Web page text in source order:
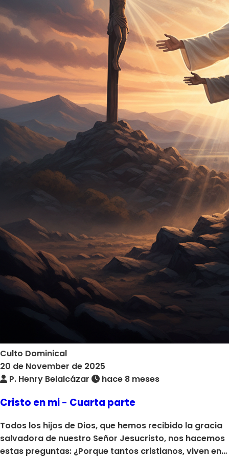
Culto Dominical
20 de November de 2025
P. Henry Belalcázar
hace 8 meses
Cristo en mi - Cuarta parte
Todos los hijos de Dios, que hemos recibido la gracia
salvadora de nuestro Señor Jesucristo, nos hacemos
estas preguntas: ¿Porque tantos cristianos, viven en